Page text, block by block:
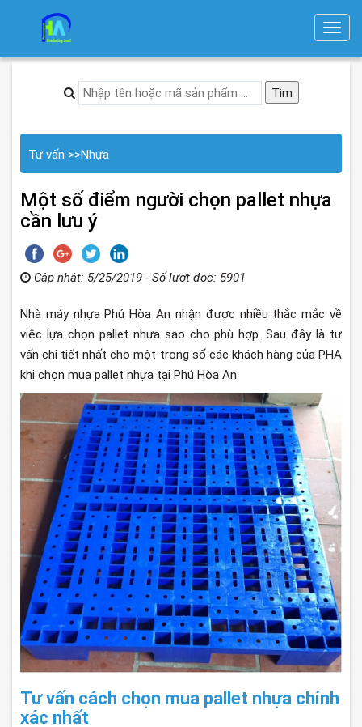
T
e
a
o
n
Tư vấn >>Nhựa
Một số điểm người chọn pallet nhựa
cần lưu ý
Cập nhật: 5/25/2019 - Số lượt đọc: 5901
Nhà máy nhựa Phú Hòa An nhận được nhiều thắc mắc về
việc lựa chọn pallet nhựa sao cho phù hợp. Sau đây là tư
vấn chi tiết nhất cho một trong số các khách hàng của PHA
khi chọn mua pallet nhựa tại Phú Hòa An.
Tư vấn cách chọn mua pallet nhựa chính
xác nhất